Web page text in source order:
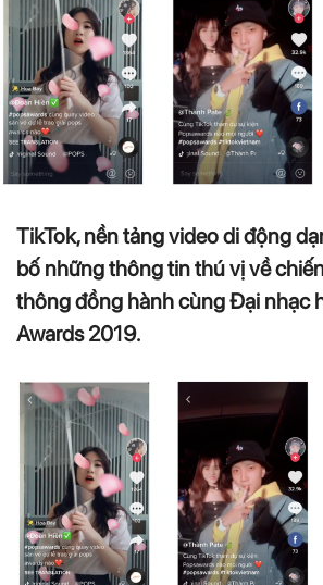
TikTok, nền tảng video di động
bố những thông tin thú vị về
thông đồng hành cùng Đại nhạc
Awards 2019.